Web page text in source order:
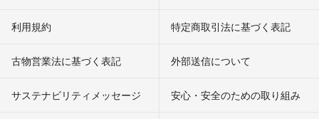
利用規約 特定商取引法に基づく表記
古物営業法に基づく表記 外部送信について
サステナビリティメッセージ 安心・安全のための取り組み